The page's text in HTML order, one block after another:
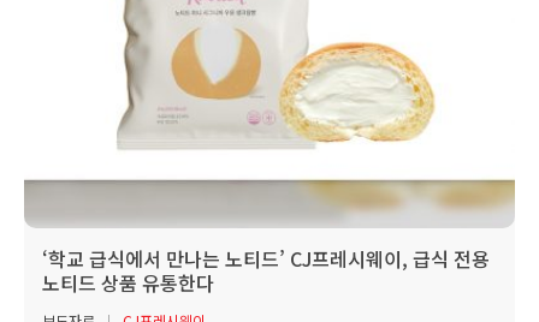
‘학교 급식에서 만나는 노티드’ CJ프레시웨이, 급식 전용
노티드 상품 유통한다